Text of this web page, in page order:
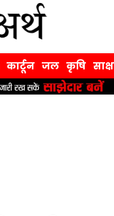
कार्टून जल कृषि